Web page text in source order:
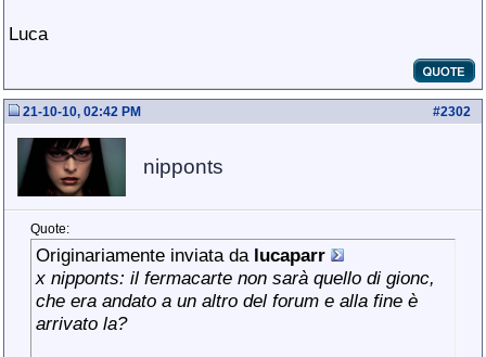
Luca
#2302
21-10-10, 02:42 PM
nipponts
Quote:
Originariamente inviata da lucaparr
x nipponts: il fermacarte non sarà quello di gionc,
che era andato a un altro del forum e alla fine è
arrivato la?